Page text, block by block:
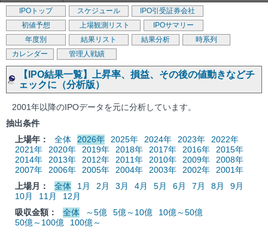
IPOトップ スケジュール
IPO引受証券会社
初値予想
上場観測リスト
IPOサマリー
年度別
結果リスト 結果分析
時系列
カレンダー
管理人戦績
【IPO結果一覧】上昇率、損益、その後の値動きなどチ
ェックに（分析版）
2001年以降のIPOデータを元に分析しています。
抽出条件
上場年：
全体 2026年 2025年 2024年 2023年
2022年
2021年
2020年 2019年 2018年 2017年 2016年
2015年
2014年
2013年 2012年 2011年 2010年 2009年
2008年
2007年
2006年 2005年 2004年 2003年 2002年
2001年
上場月：
全体 1月 2月 3月 4月 5月 6月 7月 8月
9月
10月
11月
12月
吸収金額：
全体 ～5億 5億～10億
10億～50億
50億～100億
100億～